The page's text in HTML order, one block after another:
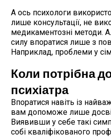
А ось психологи
лише консультації, не
медикаментозні методи.
силу впоратися лише з
Наприклад, проблеми у
Коли потрібна
психіатра
Впоратися навіть із
вам допоможе лише
Виявивши у себе такі
собі кваліфікованого